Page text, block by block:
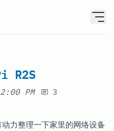
R2S
PM 3
力整理一下家里的网络设备